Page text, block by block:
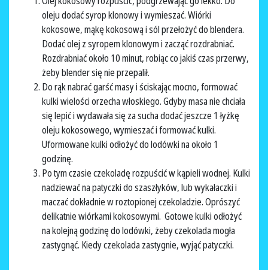
oleju dodać syrop klonowy i wymieszać. Wiórki
kokosowe, mąkę kokosową i sól przełożyć do blendera.
Dodać olej z syropem klonowym i zacząć rozdrabniać.
Rozdrabniać około 10 minut, robiąc co jakiś czas przerwy,
żeby blender się nie przepalił.
Do rąk nabrać garść masy i ściskając mocno, formować
kulki wielości orzecha włoskiego. Gdyby masa nie chciała
się lepić i wydawała się za sucha dodać jeszcze 1 łyżkę
oleju kokosowego, wymieszać i formować kulki.
Uformowane kulki odłożyć do lodówki na około 1
godzinę.
Po tym czasie czekoladę rozpuścić w kąpieli wodnej. Kulki
nadziewać na patyczki do szaszłyków, lub wykałaczki i
maczać dokładnie w roztopionej czekoladzie. Oprószyć
delikatnie wiórkami kokosowymi. Gotowe kulki odłożyć
na kolejną godzinę do lodówki, żeby czekolada mogła
zastygnąć. Kiedy czekolada zastygnie, wyjąć patyczki.